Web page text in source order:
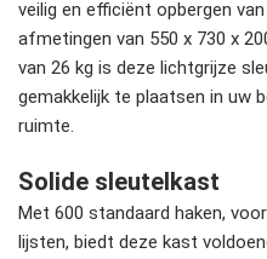
veilig en efficiënt opbergen
afmetingen van 550 x 730 x
van 26 kg is deze lichtgrijze
gemakkelijk te plaatsen in uw
ruimte.
Solide sleutelkast
Met 600 standaard haken,
lijsten, biedt deze kast